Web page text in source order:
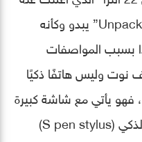
الشركة في مؤتمرها السنوي “Unpacked” يبدو وكأنه
22، ربما هذا بسبب المواصفات
نوت وليس هاتفًا ذكيًا
يأتي مع شاشة كبيرة